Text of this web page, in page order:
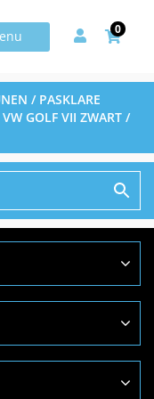
0
/ PASKLARE
GOLF VII ZWART /